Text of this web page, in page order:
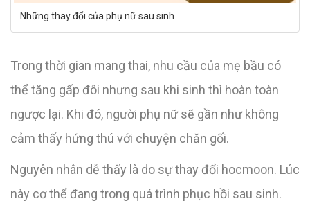
Những thay đổi của phụ nữ sau sinh
Trong thời gian mang thai, nhu cầu của mẹ bầu có
thể tăng gấp đôi nhưng sau khi sinh thì hoàn toàn
ngược lại. Khi đó, người phụ nữ sẽ gần như không
cảm thấy hứng thú với chuyện chăn gối.
Nguyên nhân dễ thấy là do sự thay đổi hocmoon. Lúc
này cơ thể đang trong quá trình phục hồi sau sinh.